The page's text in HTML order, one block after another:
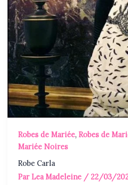
Robes de Mariée,Robes de
Mariée Noires
Robe Carla
ParLea Madeleine / 22/03/